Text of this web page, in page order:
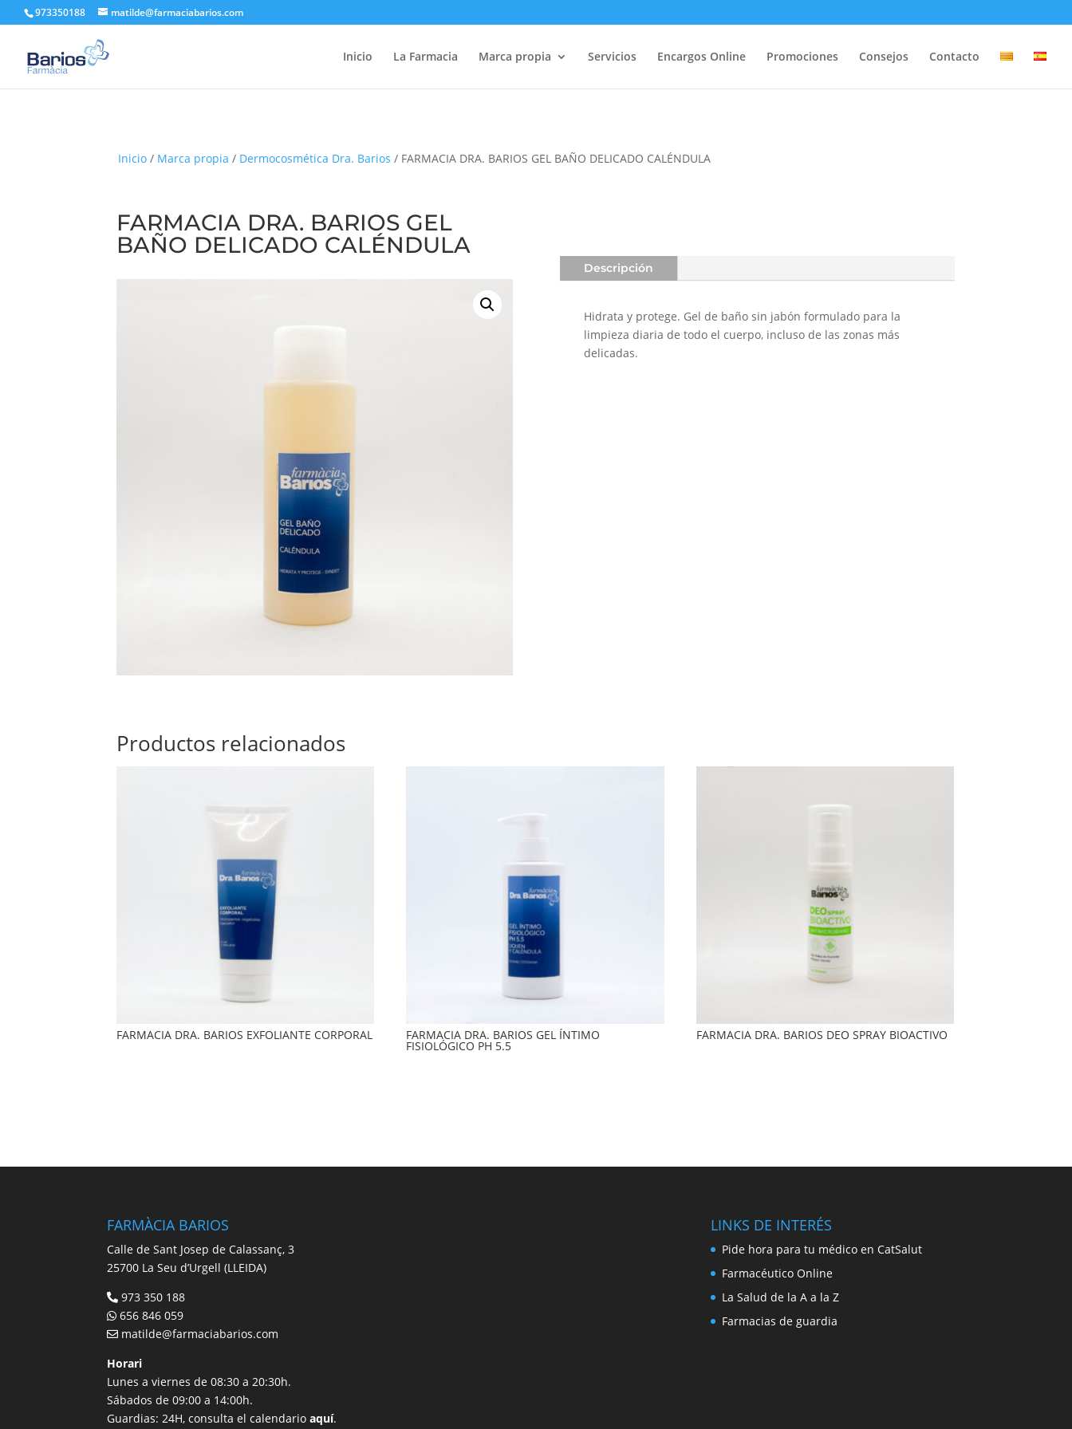
973350188 matilde@farmaciabarios.com
Inicio La Farmacia Marca propia Servicios Encargos Online Promociones Consejos Contacto
Inicio / Marca propia / Dermocosmética Dra. Barios / FARMACIA DRA. BARIOS GEL BAÑO DELICADO CALÉNDULA
FARMACIA DRA. BARIOS GEL
BAÑO DELICADO CALÉNDULA
Descripción
Hidrata y protege. Gel de baño sin jabón formulado para la
limpieza diaria de todo el cuerpo, incluso de las zonas más
delicadas.
Productos relacionados
FARMACIA DRA. BARIOS EXFOLIANTE CORPORAL FARMACIA DRA. BARIOS GEL ÍNTIMO
FISIOLÓGICO PH 5.5
FARMACIA DRA. BARIOS DEO SPRAY BIOACTIVO
FARMÀCIA BARIOS
Calle de Sant Josep de Calassanç, 3
25700 La Seu d’Urgell (LLEIDA)
973 350 188
656 846 059
matilde@farmaciabarios.com
Horari
Lunes a viernes de 08:30 a 20:30h.
Sábados de 09:00 a 14:00h.
Guardias: 24H, consulta el calendarioaquí.
LINKS DE INTERÉS
Pide hora para tu médico en CatSalut
Farmacéutico Online
La Salud de la A a la Z
Farmacias de guardia